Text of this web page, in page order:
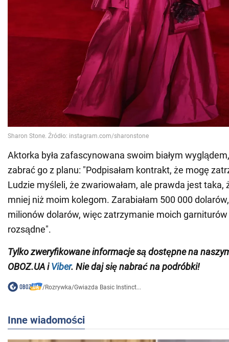
Aktorka była zafascynowana swoim białym
zabrać go z planu: "Podpisałam kontrakt, że mogę
Ludzie myśleli, że zwariowałam, ale prawda jest taka,
mniej niż moim kolegom. Zarabiałam 500 000
milionów dolarów, więc zatrzymanie moich garniturów
rozsądne".
Tylkozweryfikowane informacje są dostępne na
OBOZ.UA iViber. Nie daj się nabrać na podróbki!
/Rozrywka/Gwiazda Basic Instinct...
Inne wiadomości